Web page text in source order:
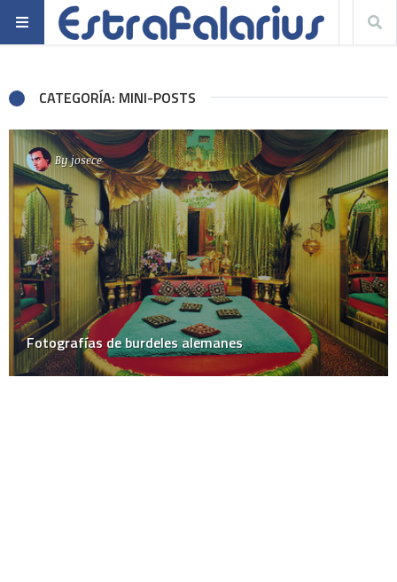
CATEGORÍA: MINI-POSTS
Byjosece
Fotografías de burdeles alemanes